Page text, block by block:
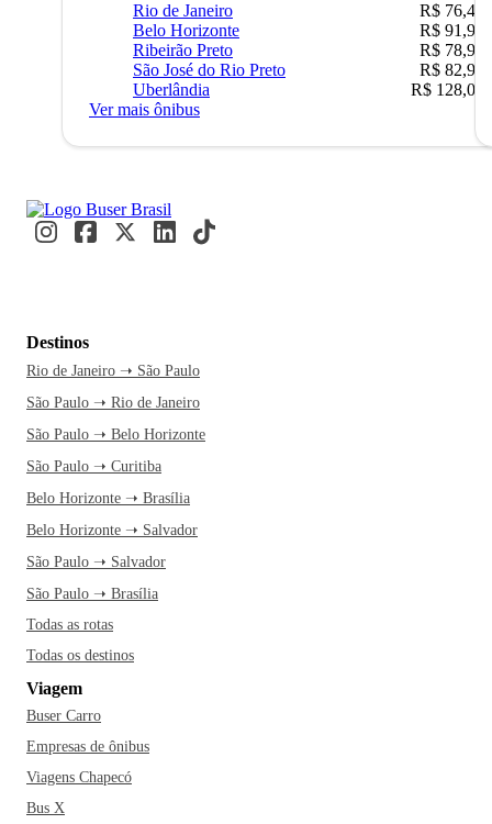
Rio de Janeiro
R$ 76,42
Belo Horizonte
R$ 91,90
Ribeirão Preto
R$ 78,90
São José do Rio Preto
R$ 82,90
Uberlândia
R$ 128,05
Ver mais ônibus
Destinos
Rio de Janeiro ➝ São Paulo
São Paulo ➝ Rio de Janeiro
São Paulo ➝ Belo Horizonte
São Paulo ➝ Curitiba
Belo Horizonte ➝ Brasília
Belo Horizonte ➝ Salvador
São Paulo ➝ Salvador
São Paulo ➝ Brasília
Todas as rotas
Todas os destinos
Viagem
Buser Carro
Empresas de ônibus
Viagens Chapecó
Bus X